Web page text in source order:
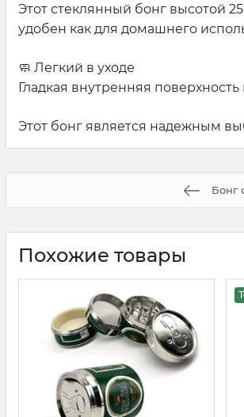
Этот стеклянный бонг высотой
удобен как для домашнего
🧼 Легкий в уходе
Гладкая внутренняя
Этот бонг является надежным
Бонг
Похожие товары